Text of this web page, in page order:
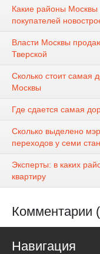
Какие районы
покупателей
Власти Москвы
Тверской
Сколько стоит самая
Москвы
Где сдается самая
Сколько выделено
переходов у семи
Эксперты: в каких
квартиру
Комментарии
Навигация